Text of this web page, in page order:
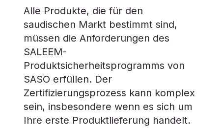
Alle Produkte, die für den
saudischen Markt bestimmt sind,
müssen die Anforderungen des
SALEEM-
Produktsicherheitsprogramms von
SASO erfüllen. Der
Zertifizierungsprozess kann komplex
sein, insbesondere wenn es sich um
Ihre erste Produktlieferung handelt.